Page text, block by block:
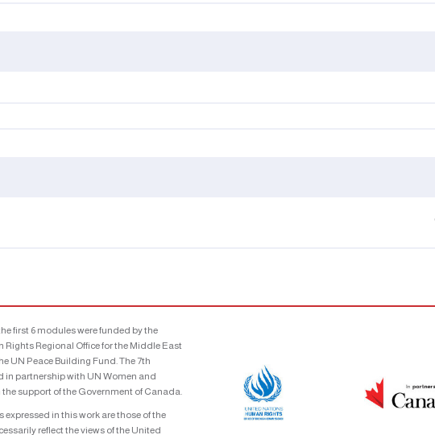
first 6 modules were funded by the
Regional Office for the Middle East
UN Peace Building Fund. The 7th
in partnership with UN Women and
support of the Government of Canada.
expressed in this work are those of the
reflect the views of the United